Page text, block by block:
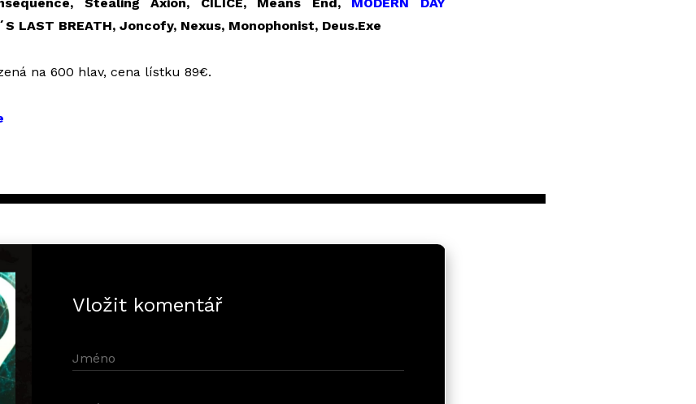
LAST BREATH, Joncofy, Nexus, Monophonist, Deus.Exe
na 600 hlav, cena lístku 89€.
Vložit komentář